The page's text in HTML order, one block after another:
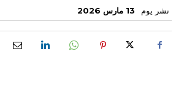
نشر يوم 13 مارس 2026